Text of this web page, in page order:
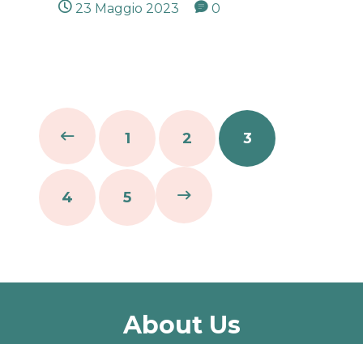
23 Maggio 2023 0
1 2 3
4 5
About Us